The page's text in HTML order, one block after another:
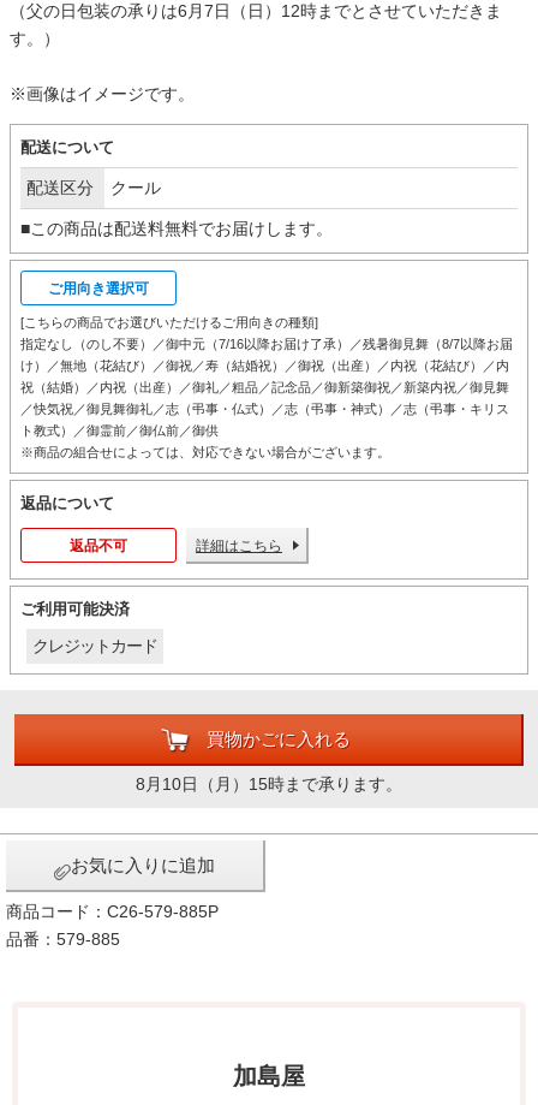
（父の日包装の承りは6月7日（日）12時までとさせていただきま
す。）
※画像はイメージです。
配送について
配送区分 クール
■この商品は配送料無料でお届けします。
ご用向き選択可
[こちらの商品でお選びいただけるご用向きの種類]
指定なし（のし不要）／御中元（7/16以降お届け了承）／残暑御見舞（8/7以降お届
け）／無地（花結び）／御祝／寿（結婚祝）／御祝（出産）／内祝（花結び）／内
祝（結婚）／内祝（出産）／御礼／粗品／記念品／御新築御祝／新築内祝／御見舞
／快気祝／御見舞御礼／志（弔事・仏式）／志（弔事・神式）／志（弔事・キリス
ト教式）／御霊前／御仏前／御供
※商品の組合せによっては、対応できない場合がございます。
返品について
返品不可 詳細はこちら
ご利用可能決済
クレジットカード
買物かごに入れる
8月10日（月）15時まで承ります。
お気に入りに追加
商品コード：C26-579-885P
品番：579-885
加島屋